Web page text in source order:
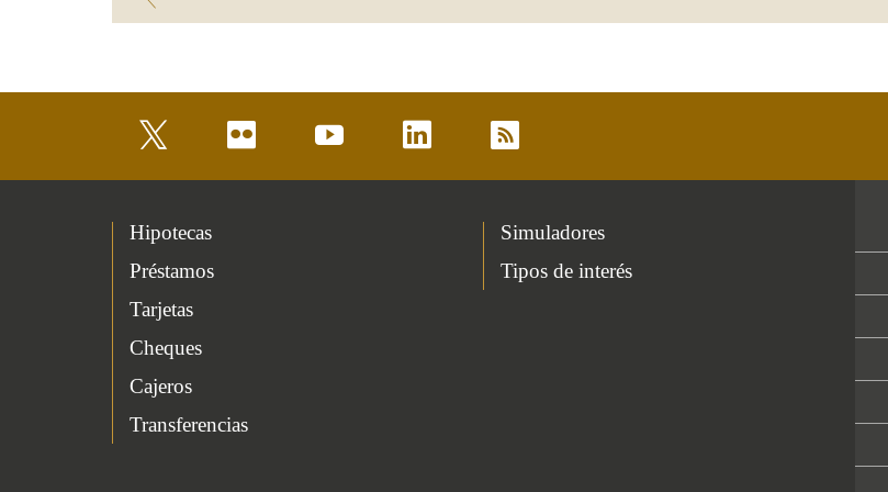
youtube
Hipotecas
Préstamos
Tarjetas
Cheques
Cajeros
Transferencias
Simuladores
Tipos de interés